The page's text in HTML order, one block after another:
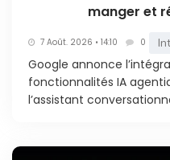
manger et
7 Août. 2026 • 14:10 0
Google annonce
fonctionnalités IA
l’assistant